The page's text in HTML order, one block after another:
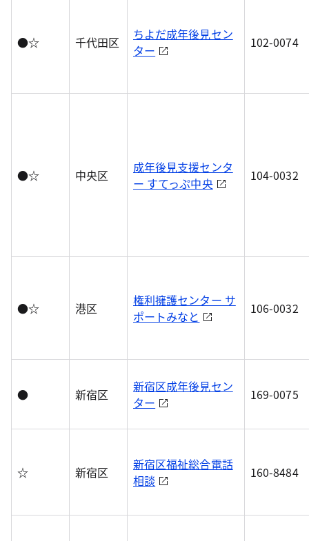
●☆ 千代田区
ちよだ成年後見セン
ター
102-0074
●☆ 中央区
成年後見支援センタ
ー すてっぷ中央
104-0032
●☆ 港区
権利擁護センター サ
ポートみなと
106-0032
● 新宿区
新宿区成年後見セン
ター
169-0075
☆ 新宿区
新宿区福祉総合電話
相談
160-8484